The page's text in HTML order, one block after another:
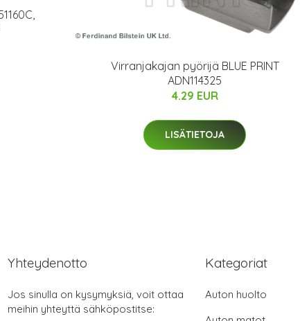
Virranjakajan pyörijä BLUE PRINT
ADN114325
4.29 EUR
LISÄTIETOJA
Yhteydenotto
Jos sinulla on kysymyksiä, voit ottaa
meihin yhteyttä sähköpostitse:
Kategoriat
Auton huolto